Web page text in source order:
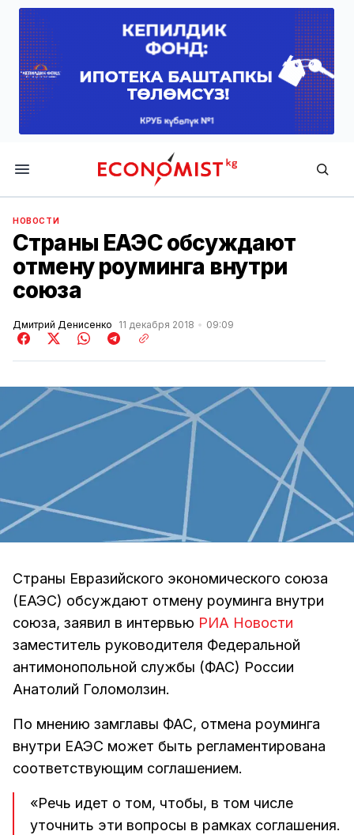
Economist.kg
НОВОСТИ
Страны ЕАЭС обсуждают
отмену роуминга внутри
союза
Дмитрий Денисенко 11 декабря 2018 09:09
Страны Евразийского экономического союза
(ЕАЭС) обсуждают отмену роуминга внутри
союза, заявил в интервью РИА Новости
заместитель руководителя Федеральной
антимонопольной службы (ФАС) России
Анатолий Голомолзин.
По мнению замглавы ФАС, отмена роуминга
внутри ЕАЭС может быть регламентирована
соответствующим соглашением.
«Речь идет о том, чтобы, в том числе
уточнить эти вопросы в рамках соглашения.